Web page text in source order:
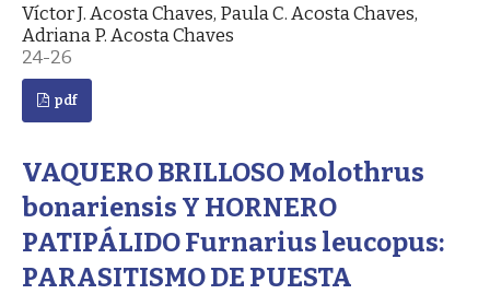
Víctor J. Acosta Chaves, Paula C. Acosta Chaves,
Adriana P. Acosta Chaves
24-26
pdf
VAQUERO BRILLOSO Molothrus
bonariensis Y HORNERO
PATIPÁLIDO Furnarius leucopus:
PARASITISMO DE PUESTA